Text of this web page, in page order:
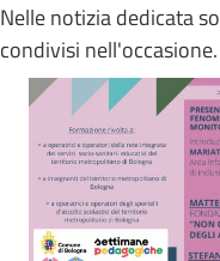
Nelle notizia dedicata
condivisi nell'occasione.